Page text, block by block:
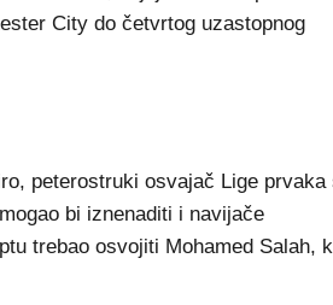
City do četvrtog uzastopnog
peterostruki osvajač Lige prvaka
bi iznenaditi i navijače
trebao osvojiti Mohamed Salah,